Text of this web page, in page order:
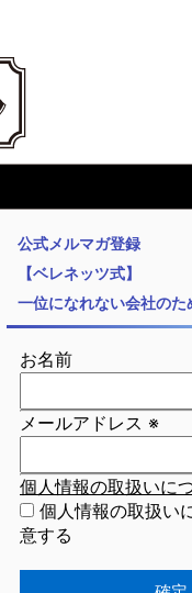
公式メルマガ登録
【ベレネッツ式】
一位になれない会社のた
お名前
メールアドレス ※
個人情報の取扱いに
個人情報の取扱い
意する